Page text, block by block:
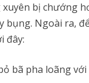
bị chướng
bụng. Ngoài ra,
đây:
bã pha loãng